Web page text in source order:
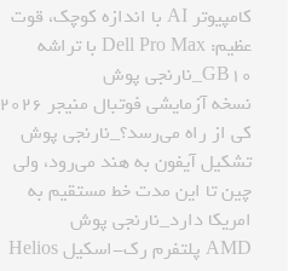
کامپیوتر AI با اندازه کوچک، قوت
عظیم: Dell Pro Max با تراشه
GB۱۰_نارنجی پوش
نسخه آزمایشی فوتبال منیجر ۲۰۲۶
کی از راه می‌رسد؟_نارنجی پوش
تشکیل آیفون به هند می‌رود، ولی
چین تا این مدت خط مستقیم به
امریکا دارد_نارنجی پوش
AMD پلتفرم رک-اسکیل Helios